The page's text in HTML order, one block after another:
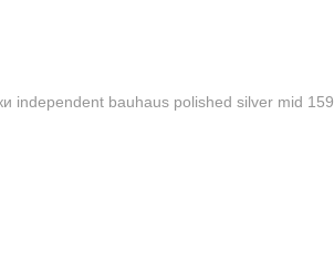
independent bauhaus polished silver mid 159